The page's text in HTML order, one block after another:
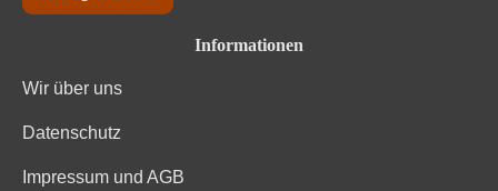
Informationen
Wir über uns
Datenschutz
Impressum und AGB